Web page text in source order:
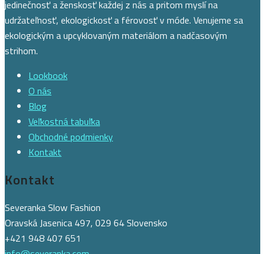
jedinečnosť a ženskosť každej z nás a pritom myslí na
udržateľnosť, ekologickosť a férovosť v móde. Venujeme sa
ekologickým a upcyklovaným materiálom a nadčasovým
strihom.
Lookbook
O nás
Blog
Veľkostná tabuľka
Obchodné podmienky
Kontakt
Kontakt
Severanka Slow Fashion
Oravská Jasenica 497, 029 64 Slovensko
+421 948 407 651